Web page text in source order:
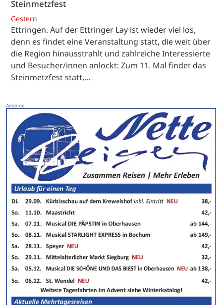
Steinmetzfest
Gestern
Ettringen. Auf der Ettringer Lay ist wieder viel los,
denn es findet eine Veranstaltung statt, die weit über
die Region hinausstrahlt und zahlreiche Interessierte
und Besucher/innen anlockt: Zum 11. Mal findet das
Steinmetzfest statt,…